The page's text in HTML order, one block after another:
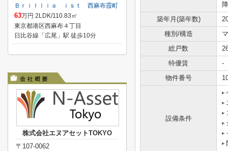
築年月(築年数)
種別/構造
総戸数
特優賃
-
物件番号
設備条件
Ｂｒｉｌｌｉａ ｉｓｔ 西麻布霞町
63万円 2LDK/110.83㎡
東京都港区西麻布４丁目
日比谷線「広尾」駅 徒歩10分
株式会社エヌアセットTOKYO
〒107-0062